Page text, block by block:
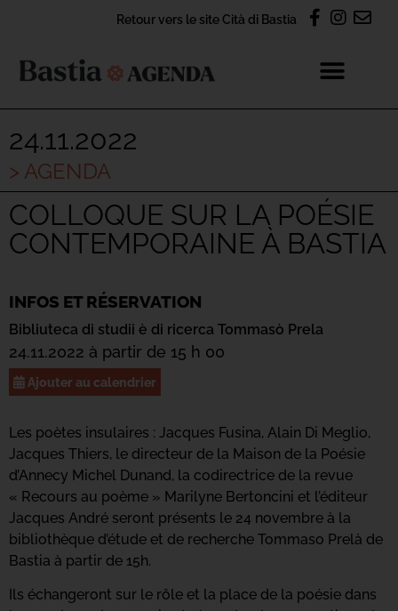
Retour vers le site Cità di Bastia
24.11.2022
> AGENDA
COLLOQUE SUR LA POÉSIE
CONTEMPORAINE À BASTIA
INFOS ET RÉSERVATION
Bibliuteca di studii è di ricerca Tommasò Prela
24.11.2022 à partir de 15 h 00
Ajouter au calendrier
Les poètes insulaires : Jacques Fusina, Alain Di Meglio,
Jacques Thiers, le directeur de la Maison de la Poésie
d’Annecy Michel Dunand, la codirectrice de la revue
« Recours au poème » Marilyne Bertoncini et l’éditeur
Jacques André seront présents le 24 novembre à la
bibliothèque d’étude et de recherche Tommaso Prelà de
Bastia à partir de 15h.
Ils échangeront sur le rôle et la place de la poésie dans